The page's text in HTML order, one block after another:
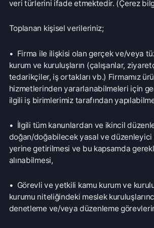
• İlgili tüm kanunlardan ve ikincil
yerine getirilmesi ve bu kapsamda gerekli
• Görevli ve yetkili kamu kurum ve
kurumu niteliğindeki meslek kuruluşlarınca
denetleme ve/veya düzenleme görevlerinin
ve belge taleplerinin yerine getirilmesi,
• Firmamız ve firmaya bağlı tüm merkez ve
sunulan ürün ve hizmetlerin kullanım şekline
listeleme, raporlama, doğrulama analiz
bağlı olarak ürün ve hizmetlerimizi
hizmetlerimize ilişkin memnuniyeti arttırmak
kapsamda kullanıcıya ilişkin